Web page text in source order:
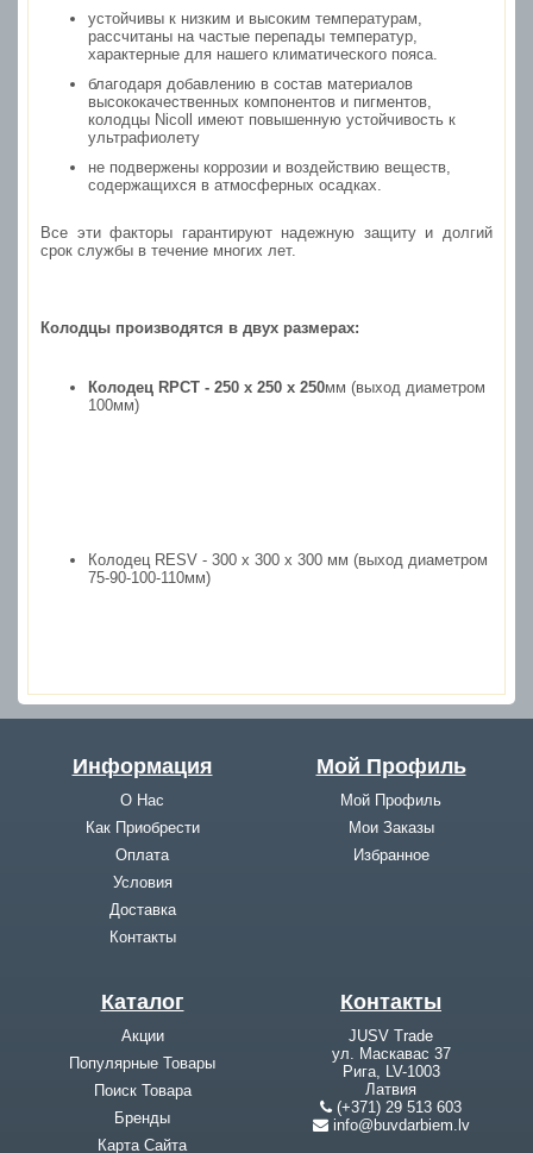
устойчивы к низким и высоким температурам,
рассчитаны на частые перепады температур,
характерные для нашего климатического пояса.
благодаря добавлению в состав материалов
высококачественных компонентов и пигментов,
колодцы Nicoll имеют повышенную устойчивость к
ультрафиолету
не подвержены коррозии и воздействию веществ,
содержащихся в атмосферных осадках.
Все эти факторы гарантируют надежную защиту и долгий
срок службы в течение многих лет.
Колодцы производятся в двух размерах:
Колодец RPCT - 250 x 250 x 250мм (выход диаметром
100мм)
Колодец RESV - 300 x 300 x 300 мм (выход диаметром
75-90-100-110мм)
Информация
О Нас
Как Приобрести
Оплата
Условия
Доставка
Контакты
Мой Профиль
Мой Профиль
Мои Заказы
Избранное
Каталог
Акции
Популярные Товары
Поиск Товара
Бренды
Карта Cайта
Контакты
JUSV Trade
ул. Маскавас 37
Рига, LV-1003
Латвия
(+371) 29 513 603
info@buvdarbiem.lv